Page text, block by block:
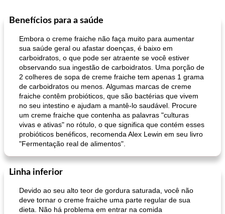
Benefícios para a saúde
Embora o creme fraiche não faça muito para aumentar
sua saúde geral ou afastar doenças, é baixo em
carboidratos, o que pode ser atraente se você estiver
observando sua ingestão de carboidratos. Uma porção de
2 colheres de sopa de creme fraiche tem apenas 1 grama
de carboidratos ou menos. Algumas marcas de creme
fraiche contêm probióticos, que são bactérias que vivem
no seu intestino e ajudam a mantê-lo saudável. Procure
um creme fraiche que contenha as palavras "culturas
vivas e ativas" no rótulo, o que significa que contém esses
probióticos benéficos, recomenda Alex Lewin em seu livro
"Fermentação real de alimentos".
Linha inferior
Devido ao seu alto teor de gordura saturada, você não
deve tornar o creme fraiche uma parte regular de sua
dieta. Não há problema em entrar na comida